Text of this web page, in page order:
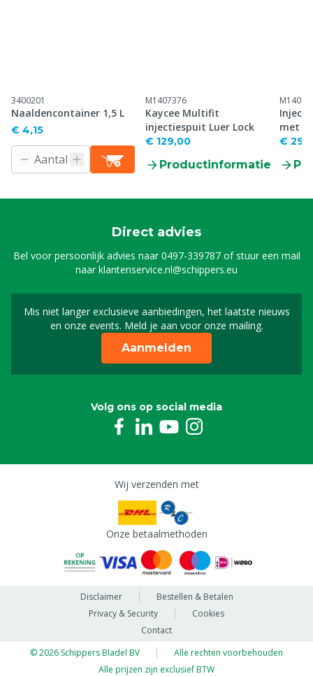
3400201
Naaldencontainer 1,5 L
€ 4,15
M1407376
Kaycee Multifit
injectiespuit Luer Lock
€ 129,00
Productinformatie
met
€
Direct advies
Bel voor persoonlijk advies naar0497-339787of stuur een mail
naarklantenservice.nl@schippers.eu
Mis niet langer exclusieve aanbiedingen, het laatste nieuws
en onze events. Meld je aan voor onze mailing.
Schrijf je in voor onze
Aanmelden
Volg ons op social media
Wij verzenden met
Onze betaalmethoden
Disclaimer
Bestellen & Betalen
Privacy & Security
Cookies
Contact
© 2026 Schippers Bladel BV
Alle rechten voorbehouden
Alle prijzen zijn exclusief BTW